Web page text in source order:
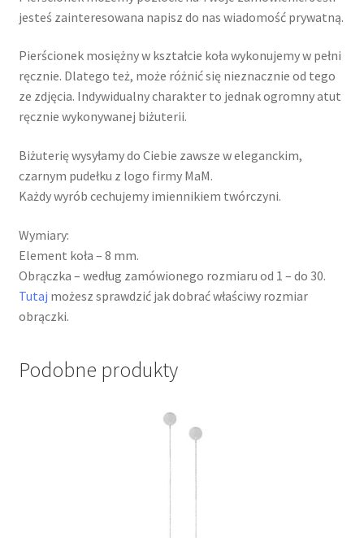
jesteś zainteresowana napisz do nas wiadomość prywatną.
Pierścionek mosiężny w kształcie koła wykonujemy w pełni
ręcznie. Dlatego też, może różnić się nieznacznie od tego
ze zdjęcia. Indywidualny charakter to jednak ogromny atut
ręcznie wykonywanej biżuterii.
Biżuterię wysyłamy do Ciebie zawsze w eleganckim,
czarnym pudełku z logo firmy MaM.
Każdy wyrób cechujemy imiennikiem twórczyni.
Wymiary:
Element koła – 8 mm.
Obrączka – według zamówionego rozmiaru od 1 – do 30.
Tutaj możesz sprawdzić jak dobrać właściwy rozmiar
obrączki.
Podobne produkty